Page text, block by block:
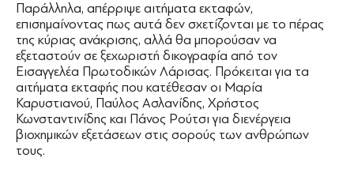
Παράλληλα, απέρριψε αιτήματα εκταφών,
επισημαίνοντας πως αυτά δεν σχετίζονται με το πέρας
της κύριας ανάκρισης, αλλά θα μπορούσαν να
εξεταστούν σε ξεχωριστή δικογραφία από τον
Εισαγγελέα Πρωτοδικών Λάρισας. Πρόκειται για τα
αιτήματα εκταφής που κατέθεσαν οι Μαρία
Καρυστιανού, Παύλος Ασλανίδης, Χρήστος
Κωνσταντινίδης και Πάνος Ρούτσι για διενέργεια
βιοχημικών εξετάσεων στις σορούς των ανθρώπων
τους.